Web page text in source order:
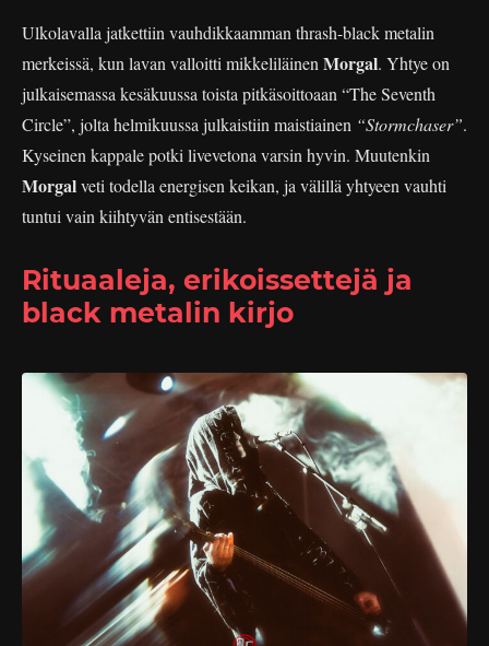
Ulkolavalla jatkettiin vauhdikkaamman thrash-black metalin
merkeissä, kun lavan valloitti mikkeliläinen Morgal. Yhtye on
julkaisemassa kesäkuussa toista pitkäsoittoaan “The Seventh
Circle”, jolta helmikuussa julkaistiin maistiainen “Stormchaser”.
Kyseinen kappale potki livevetona varsin hyvin. Muutenkin
Morgalveti todella energisen keikan, ja välillä yhtyeen vauhti
tuntui vain kiihtyvän entisestään.
Rituaaleja, erikoissettejä ja
black metalin kirjo